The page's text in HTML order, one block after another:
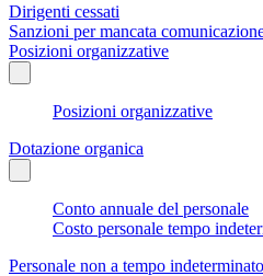
Dirigenti cessati
Sanzioni per mancata
Posizioni organizzative
Posizioni organizzative
Dotazione organica
Conto annuale del personale
Costo personale tempo
Personale non a tempo indeterminato